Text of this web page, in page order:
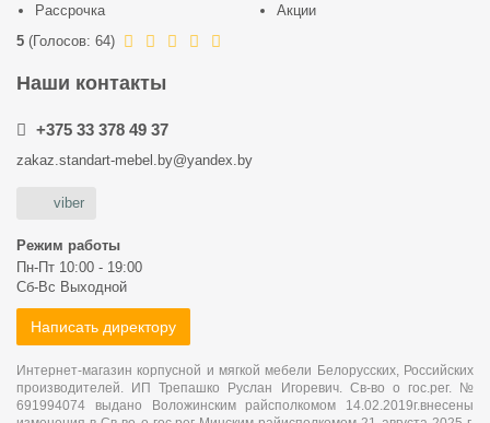
Рассрочка
Акции
5 (Голосов: 64)
Наши контакты
+375 33 378 49 37
zakaz.standart-mebel.by@yandex.by
viber
Режим работы
Пн-Пт 10:00 - 19:00
Сб-Вс Выходной
Написать директору
Интернет-магазин корпусной и мягкой мебели Белорусских, Российских
производителей. ИП Трепашко Руслан Игоревич. Св-во о гос.рег. №
691994074 выдано Воложинским райсполкомом 14.02.2019г.внесены